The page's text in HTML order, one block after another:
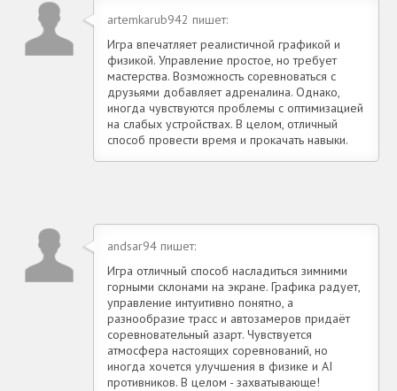
artemkarub942 пишет:
Игра впечатляет реалистичной графикой и
физикой. Управление простое, но требует
мастерства. Возможность соревноваться с
друзьями добавляет адреналина. Однако,
иногда чувствуются проблемы с оптимизацией
на слабых устройствах. В целом, отличный
способ провести время и прокачать навыки.
andsar94 пишет:
Игра отличный способ насладиться зимними
горными склонами на экране. Графика радует,
управление интуитивно понятно, а
разнообразие трасс и автозамеров придаёт
соревновательный азарт. Чувствуется
атмосфера настоящих соревнований, но
иногда хочется улучшения в физике и AI
противников. В целом - захватывающе!